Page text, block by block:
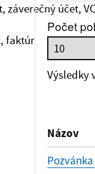
záverečný účet,
faktúr
Počet
Výsledky
Názov